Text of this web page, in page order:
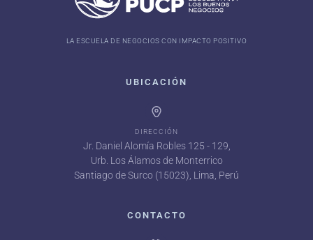
LA ESCUELA DE NEGOCIOS CON IMPACTO POSITIVO
UBICACIÓN
DIRECCIÓN
Jr. Daniel Alomía Robles 125 - 129,
Urb. Los Álamos de Monterrico
Santiago de Surco (15023), Lima, Perú
CONTACTO